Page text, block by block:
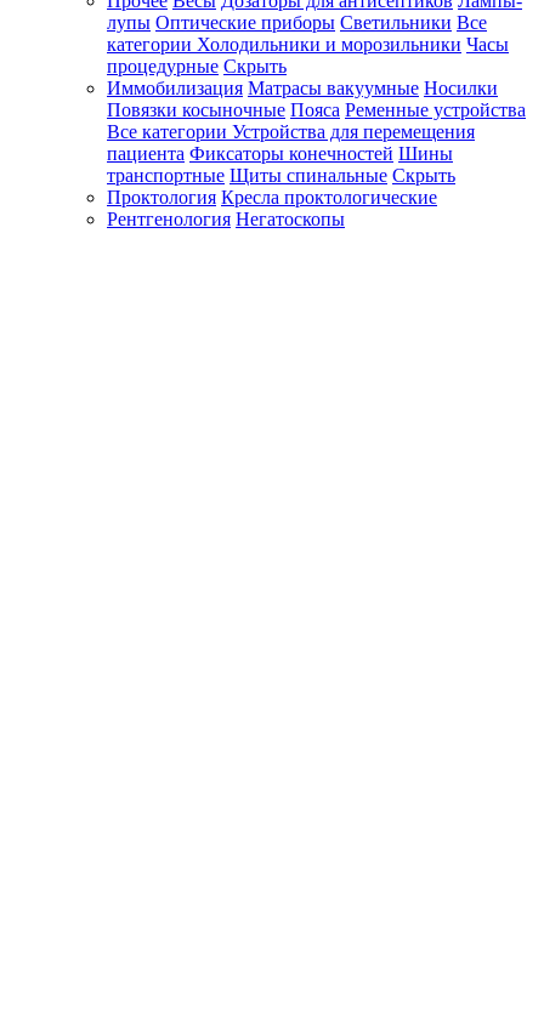
лупы Оптические приборы Светильники Все
категории Холодильники и морозильники Часы
процедурные Скрыть
Иммобилизация Матрасы вакуумные Носилки
Повязки косыночные Пояса Ременные устройства
Все категории Устройства для перемещения
пациента Фиксаторы конечностей Шины
транспортные Щиты спинальные Скрыть
Проктология Кресла проктологические
Рентгенология Негатоскопы